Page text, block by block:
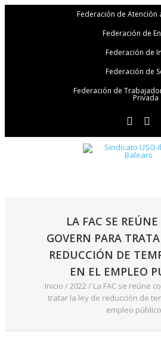
Federación de Atención
Federación de
Federación de
Federación de
Federación de
Privada
LA FAC SE
GOVERN PARA
REDUCCIÓN DE
EN EL EMPLEO
Inicio /2022/ La FAC se reúne
tratar la ley de reducción de
empleo público